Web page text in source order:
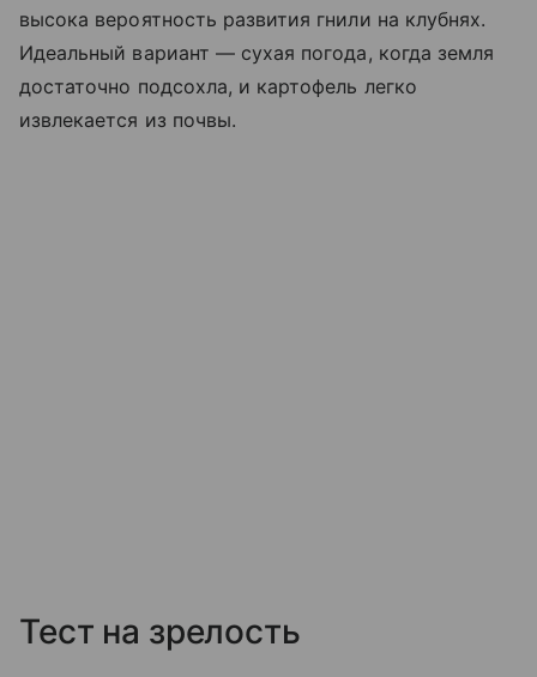
высока вероятность развития гнили на клубнях.
Идеальный вариант — сухая погода, когда земля
достаточно подсохла, и картофель легко
извлекается из почвы.
Тест на зрелость